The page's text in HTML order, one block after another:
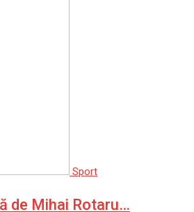
Sport
de Mihai Rotaru…